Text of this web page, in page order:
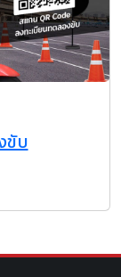
ขับ